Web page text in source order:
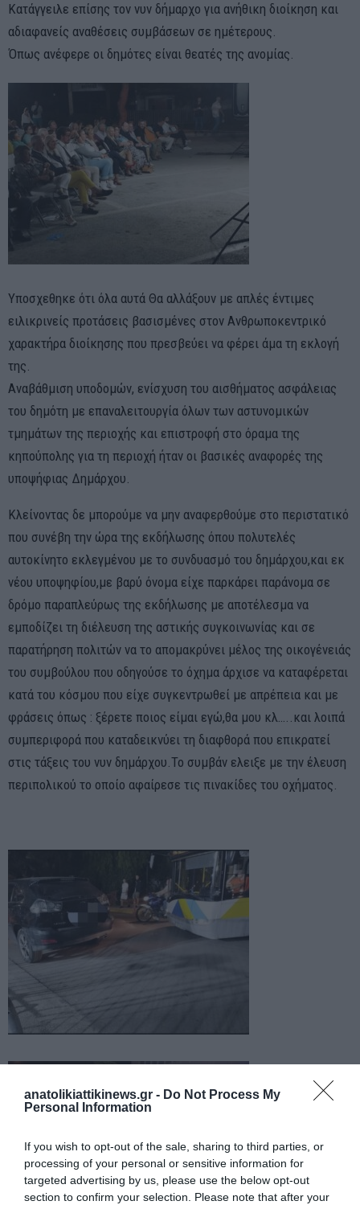
anatolikiattikinews.gr - Do Not Process My
Personal Information
If you wish to opt-out of the sale, sharing to third parties, or
processing of your personal or sensitive information for
targeted advertising by us, please use the below opt-out
section to confirm your selection. Please note that after your
Κατάγγειλε επίσης τον νυν δήμαρχο για ανήθικη διοίκηση και
αδιαφανείς αναθέσεις συμβάσεων σε ημέτερους.
Όπως ανέφερε οι δημότες είναι θεατές της ανομίας.
Υποσχεθηκε ότι όλα αυτά Θα αλλάξουν με απλές έντιμες
ειλικρινείς προτάσεις βασισμένες στον Ανθρωποκεντρικό
χαρακτήρα διοίκησης που πρεσβεύει να φέρει άμα τη εκλογή
της.
Αναβάθμιση υποδομών, ενίσχυση του αισθήματος ασφάλειας
του δημότη με επαναλειτουργία όλων των αστυνομικών
τμημάτων της περιοχής και επιστροφή στο όραμα της
κηπούπολης για τη περιοχή ήταν οι βασικές αναφορές της
υποψήφιας Δημάρχου.
Κλείνοντας δε μπορούμε να μην αναφερθούμε στο περιστατικό
που συνέβη την ώρα της εκδήλωσης όπου πολυτελές
αυτοκίνητο εκλεγμένου με το συνδυασμό του δημάρχου,και εκ
νέου υποψηφίου,με βαρύ όνομα είχε παρκάρει παράνομα σε
δρόμο παραπλεύρως της εκδήλωσης με αποτέλεσμα να
εμποδίζει τη διέλευση της αστικής συγκοινωνίας και σε
παρατήρηση πολιτών να το απομακρύνει μέλος της οικογένειάς
του συμβούλου που οδηγούσε το όχημα άρχισε να καταφέρεται
κατά του κόσμου που είχε συγκεντρωθεί με απρέπεια και με
φράσεις όπως : ξέρετε ποιος είμαι εγώ,θα μου κλ…..και λοιπά
συμπεριφορά που καταδεικνύει τη διαφθορά που επικρατεί
στις τάξεις του νυν δημάρχου.Το συμβάν ελειξε με την έλευση
περιπολικού το οποίο αφαίρεσε τις πινακίδες του οχήματος.